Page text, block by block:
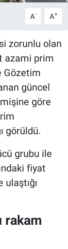
A- A+
zorunlu olan
azami prim
Gözetim
güncel
göre
görüldü.
grubu ile
fiyat
rakam